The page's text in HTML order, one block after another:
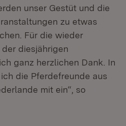
unser Gestüt und die
zu etwas
Für die wieder
diesjährigen
ganz herzlichen Dank. In
die Pferdefreunde aus
mit ein“, so